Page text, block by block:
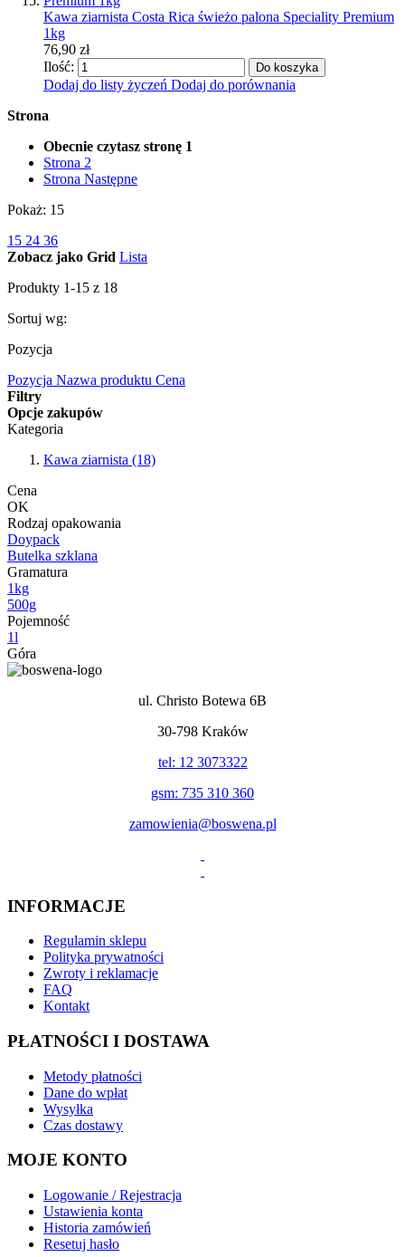
Kawa ziarnista Costa Rica świeżo palona Speciality Premium
1kg
76,90 zł
Ilość:
Do koszyka
Dodaj do listy życzeń Dodaj do porównania
Strona
Obecnie czytasz stronę 1
Strona 2
Strona Następne
Pokaż: 15
15 24 36
Zobacz jako Grid Lista
Produkty 1-15 z 18
Sortuj wg:
Pozycja
Pozycja Nazwa produktu Cena
Filtry
Opcje zakupów
Kategoria
Kawa ziarnista (18)
Cena
OK
Rodzaj opakowania
Doypack
Butelka szklana
Gramatura
1kg
500g
Pojemność
1l
Góra
ul. Christo Botewa 6B
30-798 Kraków
tel: 12 3073322
gsm: 735 310 360
zamowienia@boswena.pl
INFORMACJE
Regulamin sklepu
Polityka prywatności
Zwroty i reklamacje
FAQ
Kontakt
PŁATNOŚCI I DOSTAWA
Metody płatności
Dane do wpłat
Wysyłka
Czas dostawy
MOJE KONTO
Logowanie / Rejestracja
Ustawienia konta
Historia zamówień
Resetuj hasło